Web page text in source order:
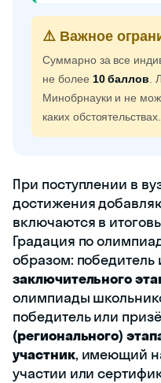
⚠️ Важное
Суммарно за все
не более 10 баллов .
Минобрнауки и не
каких обстоятельствах.
При поступлении в
достижения
включаются в
Градация по
образом: победитель
заключительного
олимпиады
победитель или
(регионального)
участник, имеющий
участии или